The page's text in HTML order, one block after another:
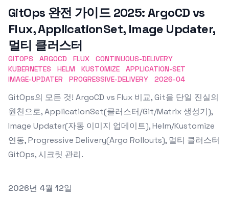
GitOps 완전 가이드 2025: ArgoCD vs
Flux, ApplicationSet, Image Updater,
멀티 클러스터
GITOPS ARGOCD FLUX
CONTINUOUS-DELIVERY
KUBERNETES
HELM KUSTOMIZE
APPLICATION-SET
IMAGE-UPDATER
PROGRESSIVE-DELIVERY 2026-04
GitOps의 모든 것! ArgoCD vs Flux 비교, Git을 단일 진실의
원천으로, ApplicationSet(클러스터/Git/Matrix 생성기),
Image Updater(자동 이미지 업데이트), Helm/Kustomize
연동, Progressive Delivery(Argo Rollouts), 멀티 클러스터
GitOps, 시크릿 관리.
Published on
2026년 4월 12일